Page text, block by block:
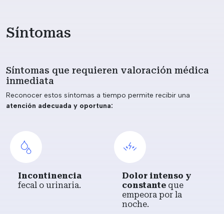
Síntomas
Síntomas que requieren valoración médica
inmediata
Reconocer estos síntomas a tiempo permite recibir una
atención adecuada y oportuna:
Incontinencia
fecal o urinaria.
Dolor intenso y
constante que
empeora por la
noche.